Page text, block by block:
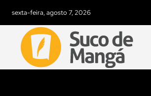
sexta-feira, agosto 7, 2026